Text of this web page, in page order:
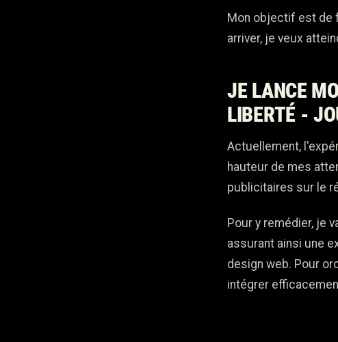
Mon objectif est de
arriver, je veux
JE LANCE
LIBERTÉ -
Actuellement,
hauteur de mes
publicitaires sur le
Pour y remédier, je
assurant ainsi une
design web. Pour
intégrer